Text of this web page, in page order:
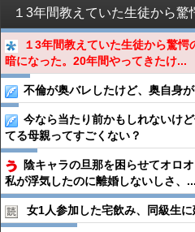
１3年間教えていた生徒から驚
暗になった。20年間やってきたけ...
不倫が奥バレしたけど、奥自身
今なら当たり前かもしれないけ
てる母親ってすごくない？
陰キャラの旦那を困らせてオロ
私が浮気したのに離婚しないしさ、...
女1人参加した宅飲み、同級生